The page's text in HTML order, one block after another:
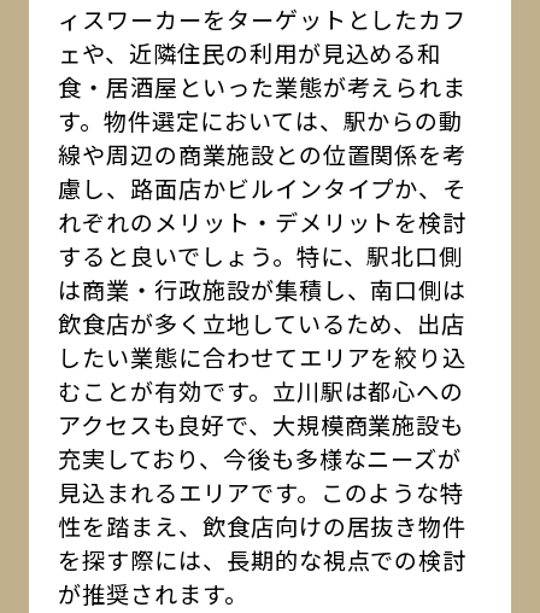
ィスワーカーをターゲットとしたカフ
ェや、近隣住民の利用が見込める和
食・居酒屋といった業態が考えられま
す。物件選定においては、駅からの動
線や周辺の商業施設との位置関係を考
慮し、路面店かビルインタイプか、そ
れぞれのメリット・デメリットを検討
すると良いでしょう。特に、駅北口側
は商業・行政施設が集積し、南口側は
飲食店が多く立地しているため、出店
したい業態に合わせてエリアを絞り込
むことが有効です。立川駅は都心への
アクセスも良好で、大規模商業施設も
充実しており、今後も多様なニーズが
見込まれるエリアです。このような特
性を踏まえ、飲食店向けの居抜き物件
を探す際には、長期的な視点での検討
が推奨されます。